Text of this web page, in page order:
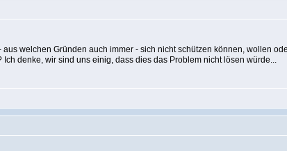
welchen Gründen auch immer - sich nicht schützen können, wollen
denke, wir sind uns einig, dass dies das Problem nicht lösen würde...